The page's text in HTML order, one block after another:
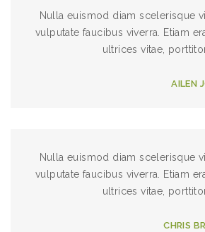
Nulla euismod diam scelerisque
vulputate faucibus viverra. Etiam
ultrices vitae,
AILEN
Nulla euismod diam scelerisque
vulputate faucibus viverra. Etiam
ultrices vitae,
CHRIS